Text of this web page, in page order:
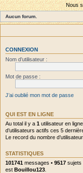
Nous
Aucun forum.
CONNEXION
Nom d’utilisateur :
Mot de passe :
J’ai oublié mon mot de passe
QUI EST EN LIGNE
Au total il y a 1 utilisateur en
d’utilisateurs actifs ces 5
Le record du nombre
STATISTIQUES
101741 messages • 9517 sujets
est Bouillou123